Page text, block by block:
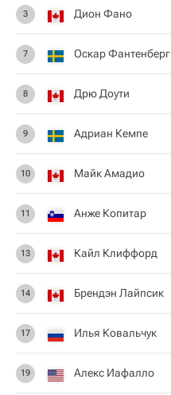
3 Дион Фано
7 Оскар Фантенберг
8 Дрю Доути
9 Адриан Кемпе
10 Майк Амадио
11 Анже Копитар
13 Кайл Клиффорд
14 Брендэн Лайпсик
17 Илья Ковальчук
19 Алекс Иафалло